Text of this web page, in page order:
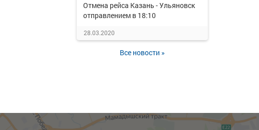
Отмена рейса Казань - Ульяновск
отправлением в 18:10
28.03.2020
Все новости »